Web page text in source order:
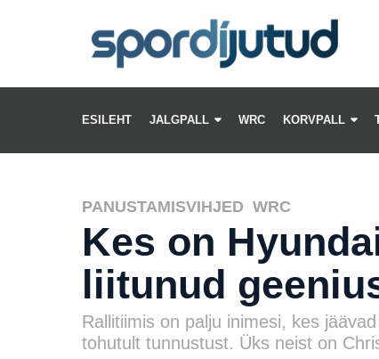
ESILEHT JALGPALL WRC KORVPALL
PANUSTAMISVIHJED ,WRC
Kes on
liitunud
Rallitiimis on palju inimesi, kes
tohutult tunnustust. Üks neist on